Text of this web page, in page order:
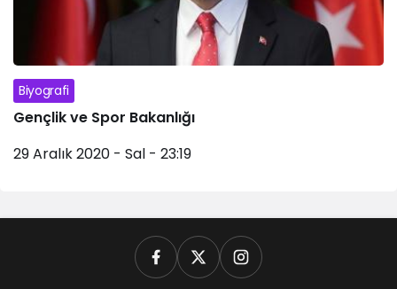
Biyografi
Gençlik ve Spor Bakanlığı
29 Aralık 2020 - Sal - 23:19